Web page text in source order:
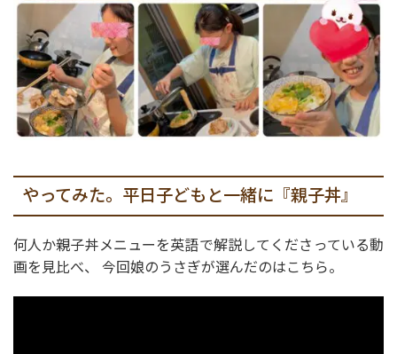
やってみた。平日子どもと一緒に『親子丼』
何人か親子丼メニューを英語で解説してくださっている動
画を見比べ、 今回娘のうさぎが選んだのはこちら。